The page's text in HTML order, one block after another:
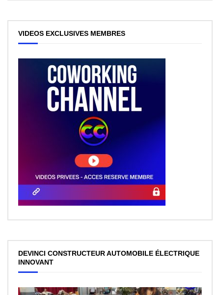
VIDEOS EXCLUSIVES MEMBRES
DEVINCI CONSTRUCTEUR AUTOMOBILE ÉLECTRIQUE
INNOVANT